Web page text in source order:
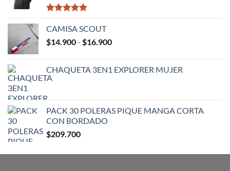
con5.00
CAMISA SCOUT
$14.900- $16.900Rango
desde
$16.900
CHAQUETA 3EN1 EXPLORER MUJER
PACK 30 POLERAS PIQUE MANGA CORTA
CON BORDADO
$209.700